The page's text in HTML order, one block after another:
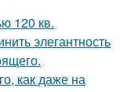
120 кв.
элегантность
как даже на